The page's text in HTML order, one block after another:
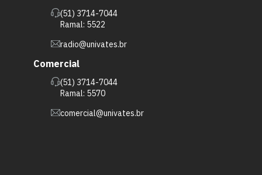
(51) 3714-7044
Ramal: 5522
radio@univates.br
Comercial
(51) 3714-7044
Ramal: 5570
comercial@univates.br